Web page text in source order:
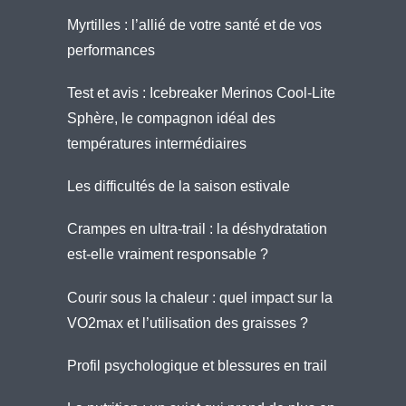
Myrtilles : l’allié de votre santé et de vos
performances
Test et avis : Icebreaker Merinos Cool-Lite
Sphère, le compagnon idéal des
températures intermédiaires
Les difficultés de la saison estivale
Crampes en ultra-trail : la déshydratation
est-elle vraiment responsable ?
Courir sous la chaleur : quel impact sur la
VO2max et l’utilisation des graisses ?
Profil psychologique et blessures en trail